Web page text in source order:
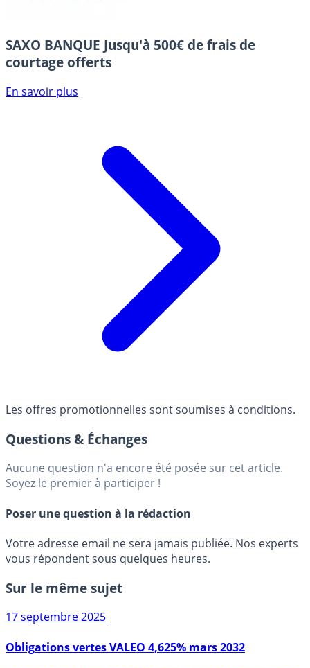
SAXO BANQUE Jusqu'à 500€ de frais de
courtage offerts
En savoir plus
Les offres promotionnelles sont soumises à conditions.
Questions & Échanges
Aucune question n'a encore été posée sur cet article.
Soyez le premier à participer !
Poser une question à la rédaction
Votre adresse email ne sera jamais publiée. Nos experts
vous répondent sous quelques heures.
Sur le même sujet
17 septembre 2025
Obligations vertes VALEO 4,625% mars 2032